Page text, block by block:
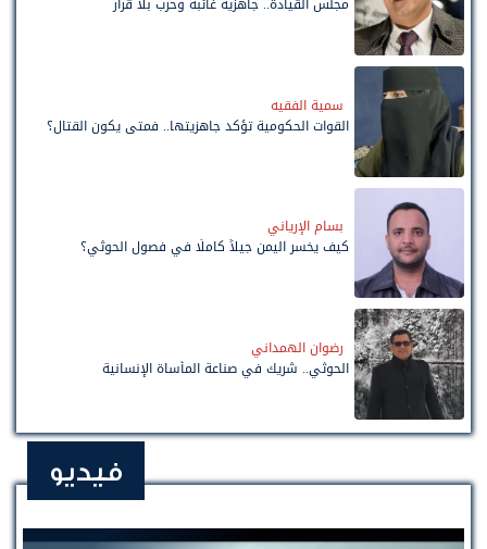
مجلس القيادة.. جاهزية غائبة وحرب بلا قرار
سمية الفقيه
القوات الحكومية تؤكد جاهزيتها.. فمتى يكون القتال؟
بسام الإرياني
كيف يخسر اليمن جيلاً كاملًا في فصول الحوثي؟
رضوان الهمداني
الحوثي.. شريك في صناعة المأساة الإنسانية
فيديو